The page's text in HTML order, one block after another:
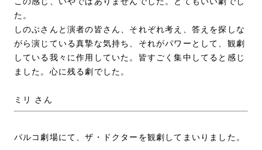
た。
しのぶさんと演者の皆さん、それぞれ考え、答えを探しな
がら演じている真摯な気持ち、それがパワーとして、観劇
している我々に作用していた。皆すごく集中してると感じ
ました。心に残る劇でした。
ミリ さん
パルコ劇場にて、ザ・ドクターを観劇してまいりました。